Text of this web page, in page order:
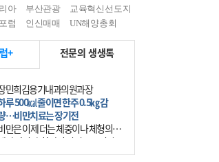
아 부산관광
교육혁신선도지
럼 인신매매 UN해양총회
+ 전문의 생생톡
민희김용기내과의원과장
루 500㎉ 줄이면 한주 0.5㎏ 감
…비만치료는 장기전
만은 이제 더는 체중이나 체형의 문
제가 아니다. 하나의 질병으로 인지
고 치료와 관리를 해야 한다. 세계